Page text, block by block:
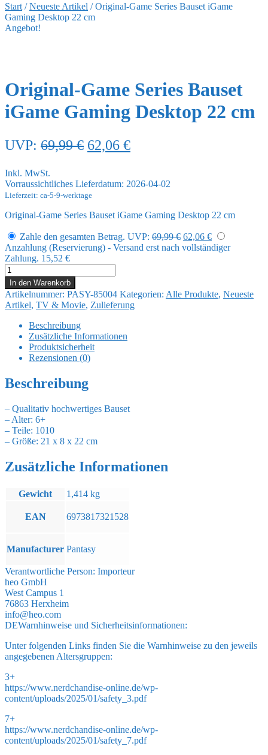
Start /Neueste Artikel /Original-Game Series Bauset iGame
Gaming Desktop 22 cm
Angebot!
Original-Game Series Bauset
iGame Gaming Desktop 22 cm
UVP: 69,99€ Ursprünglicher
war:
69,99 €
62,06 €Aktueller
ist:
Inkl. MwSt.
Vorraussichtliches Lieferdatum: 2026-04-02
Lieferzeit: ca-5-9-werktage
Original-Game Series Bauset iGame Gaming Desktop 22 cm
Zahle den gesamten Betrag. UVP: 69,99€ Ursprünglicher
Preis
62,06 €Aktueller
Preis
Anzahlung (Reservierung) - Versand erst nach vollständiger
Zahlung. 15,52 €
Original-
Game
Series
Bauset
iGame
Gaming
Desktop
Menge
In den Warenkorb
Artikelnummer: PASY-85004 Kategorien: Alle Produkte, Neueste
Artikel, TV & Movie, Zulieferung
Beschreibung
Zusätzliche Informationen
Produktsicherheit
Rezensionen (0)
Beschreibung
– Qualitativ hochwertiges Bauset
– Alter: 6+
– Teile: 1010
– Größe: 21 x 8 x 22 cm
Zusätzliche Informationen
Gewicht 1,414 kg
EAN 6973817321528
Manufacturer Pantasy
Verantwortliche Person: Importeur
heo GmbH
West Campus 1
76863 Herxheim
info@heo.com
DEWarnhinweise und Sicherheitsinformationen:
Unter folgenden Links finden Sie die Warnhinweise zu den jeweils
angegebenen Altersgruppen:
3+
https://www.nerdchandise-online.de/wp-
content/uploads/2025/01/safety_3.pdf
7+
https://www.nerdchandise-online.de/wp-
content/uploads/2025/01/safety_7.pdf